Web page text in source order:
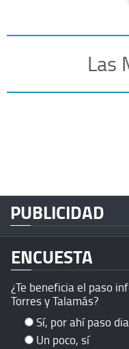
Las
PUBLICIDAD
ENCUESTA
¿Te beneficia el paso
Torres y Talamás?
Sí, por ahí paso
Un poco, sí